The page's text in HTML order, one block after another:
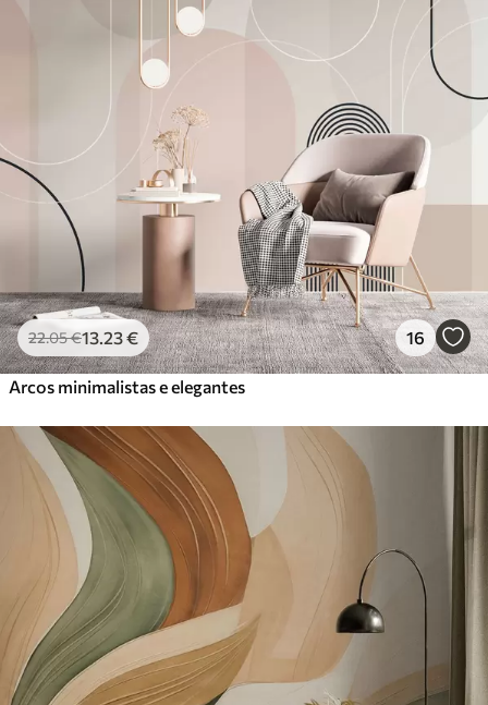
22.05€13 .23€ 16
Arcos minimalistas e elegantes